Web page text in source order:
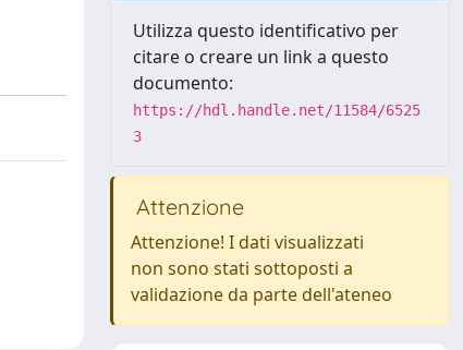
Utilizza questo identificativo per
citare o creare un link a questo
documento:
https://hdl.handle.net/11584/6525
3
Attenzione
Attenzione! I dati visualizzati
non sono stati sottoposti a
validazione da parte dell'ateneo